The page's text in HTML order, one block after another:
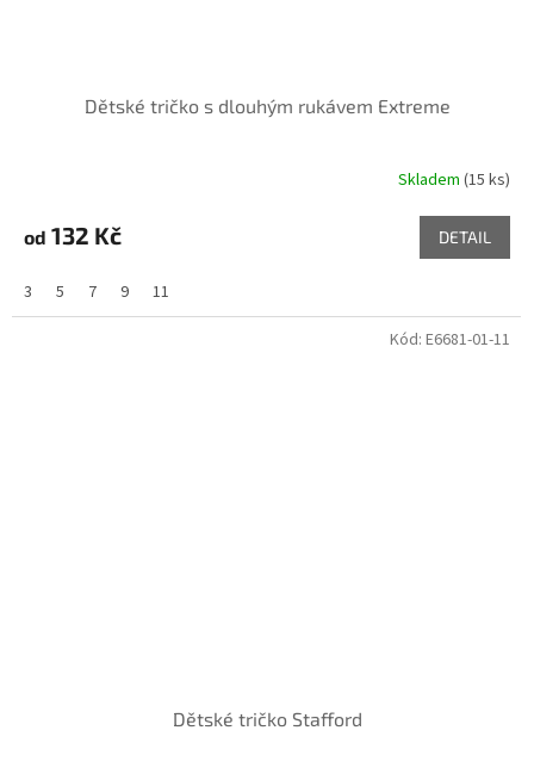
Dětské tričko s dlouhým rukávem Extreme
Skladem (15 ks)
od 132 Kč DETAIL
3 5 7 9 11
Dětské tričko Stafford
Kód: E6681-01-11